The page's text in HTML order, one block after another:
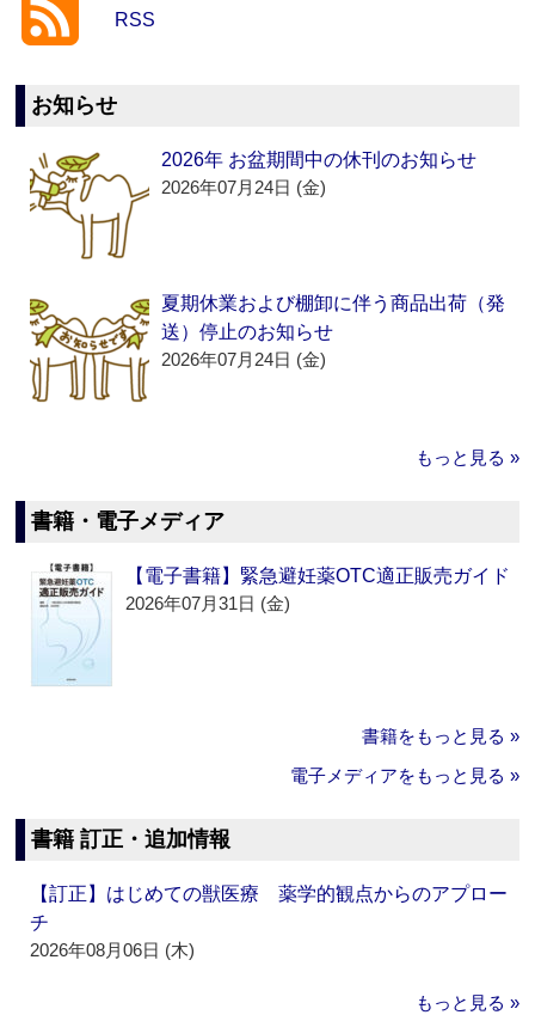
RSS
お知らせ
2026年 お盆期間中の休刊のお知らせ
2026年07月24日 (金)
夏期休業および棚卸に伴う商品出荷（発
送）停止のお知らせ
2026年07月24日 (金)
もっと見る »
書籍・電子メディア
【電子書籍】緊急避妊薬OTC適正販売ガイド
2026年07月31日 (金)
書籍をもっと見る »
電子メディアをもっと見る »
書籍 訂正・追加情報
【訂正】はじめての獣医療 薬学的観点からのアプロー
チ
2026年08月06日 (木)
もっと見る »